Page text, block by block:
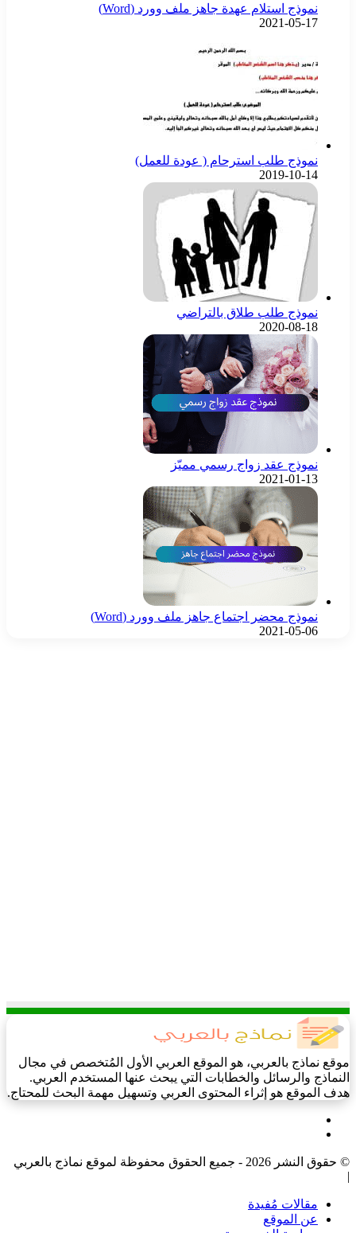
نموذج استلام عهدة جاهز ملف وورد (Word)
2021-05-17
نموذج طلب استرحام ( عودة للعمل)
2019-10-14
نموذج طلب طلاق بالتراضي
2020-08-18
نموذج عقد زواج رسمي مميّز
2021-01-13
نموذج محضر اجتماع جاهز ملف وورد (Word)
2021-05-06
موقع نماذج بالعربي، هو الموقع العربي الأول المُتخصص في مجال
النماذج والرسائل والخطابات التي يبحث عنها المستخدم العربي.
هدف الموقع هو إثراء المحتوى العربي وتسهيل مهمة البحث للمحتاج.
© حقوق النشر 2026 - جميع الحقوق محفوظة لموقع نماذج بالعربي
|
مقالات مُفيدة
عن الموقع